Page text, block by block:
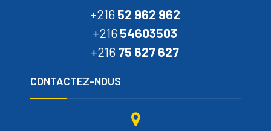
+216 52 962 962
+216 54603503
+216 75 627 627
CONTACTEZ-NOUS